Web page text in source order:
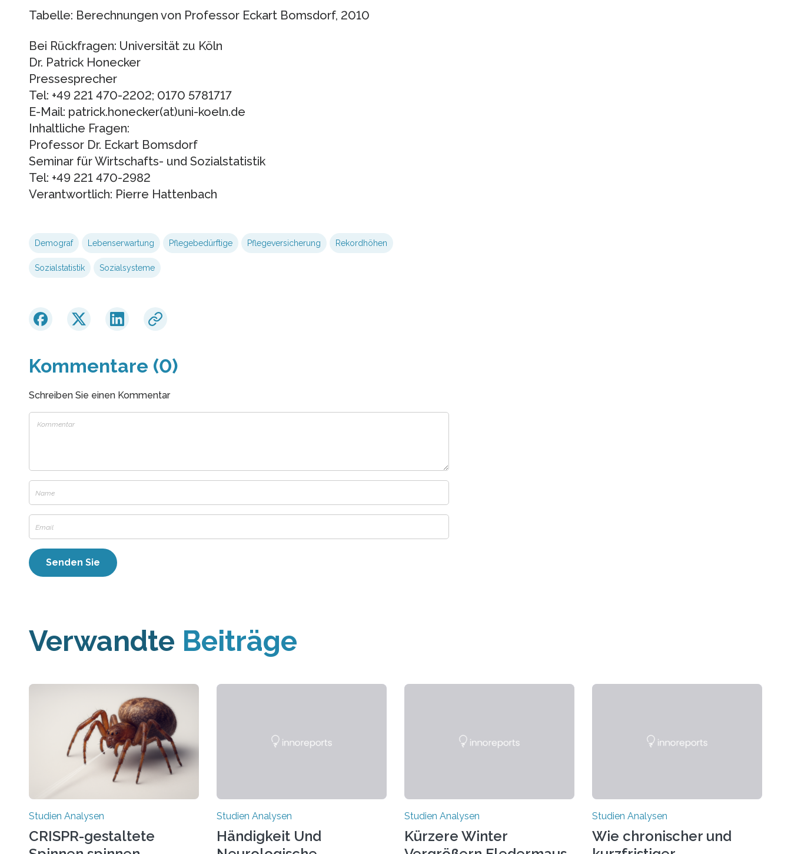
Tabelle: Berechnungen von Professor Eckart Bomsdorf, 2010
Bei Rückfragen: Universität zu Köln
Dr. Patrick Honecker
Pressesprecher
Tel: +49 221 470-2202; 0170 5781717
E-Mail: patrick.honecker(at)uni-koeln.de
Inhaltliche Fragen:
Professor Dr. Eckart Bomsdorf
Seminar für Wirtschafts- und Sozialstatistik
Tel: +49 221 470-2982
Verantwortlich: Pierre Hattenbach
Demograf Lebenserwartung Pflegebedürftige Pflegeversicherung Rekordhöhen
Sozialstatistik Sozialsysteme
Kommentare (0)
Schreiben Sie einen Kommentar
Verwandte Beiträge
Studien Analysen
CRISPR-gestaltete
Studien Analysen
Händigkeit Und
Studien Analysen
Kürzere Winter
Studien Analysen
Wie chronischer und